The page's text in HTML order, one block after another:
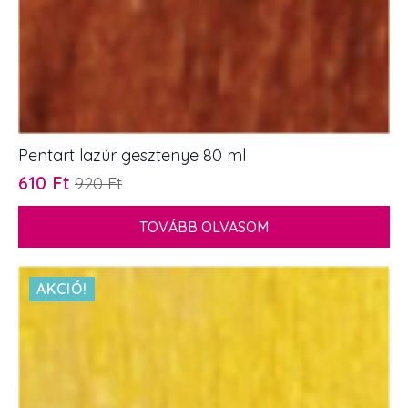
Pentart lazúr gesztenye 80 ml
920Ft
Original
price
610 Ft
Current
price
TOVÁBB OLVASOM
AKCIÓ!